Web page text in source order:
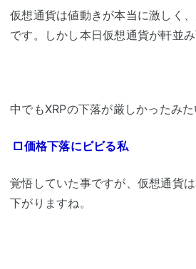
仮想通貨は値動きが本当に激しく
です。しかし本日仮想通貨が軒並み
中でもXRPの下落が厳しかったみた
□価格下落にビビる私
覚悟していた事ですが、仮想通貨
下がりますね。